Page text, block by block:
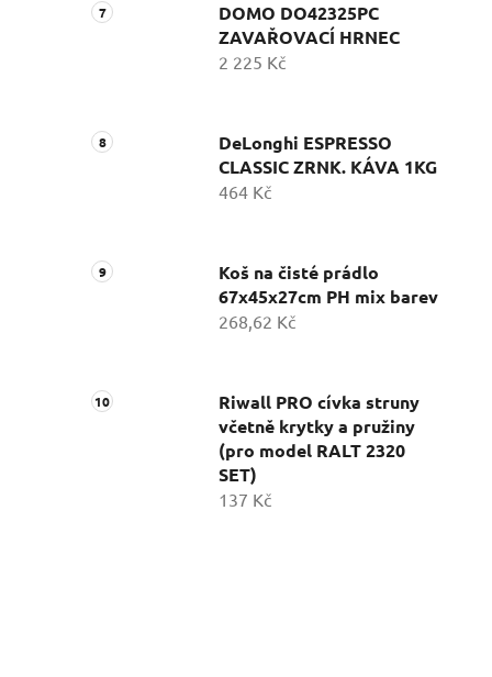
DOMO DO42325PC
ZAVAŘOVACÍ HRNEC
2 225 Kč
DeLonghi ESPRESSO
CLASSIC ZRNK. KÁVA 1KG
464 Kč
Koš na čisté prádlo
67x45x27cm PH mix barev
268,62 Kč
Riwall PRO cívka struny
včetně krytky a pružiny
(pro model RALT 2320
SET)
137 Kč